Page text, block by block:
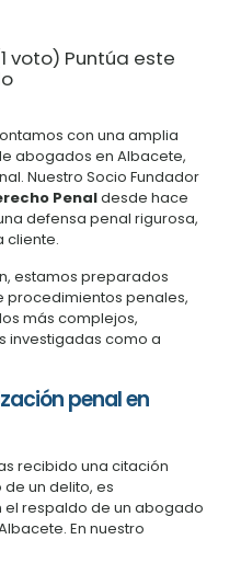
voto) Puntúa este
con una amplia
abogados en Albacete,
Nuestro Socio Fundador
Penaldesde hace
defensa penal rigurosa,
cliente.
estamos preparados
procedimientos penales,
más complejos,
investigadas como a
penal en
recibido una citación
un delito, es
respaldo de un abogado
En nuestro